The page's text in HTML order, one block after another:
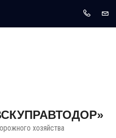
хозяйства